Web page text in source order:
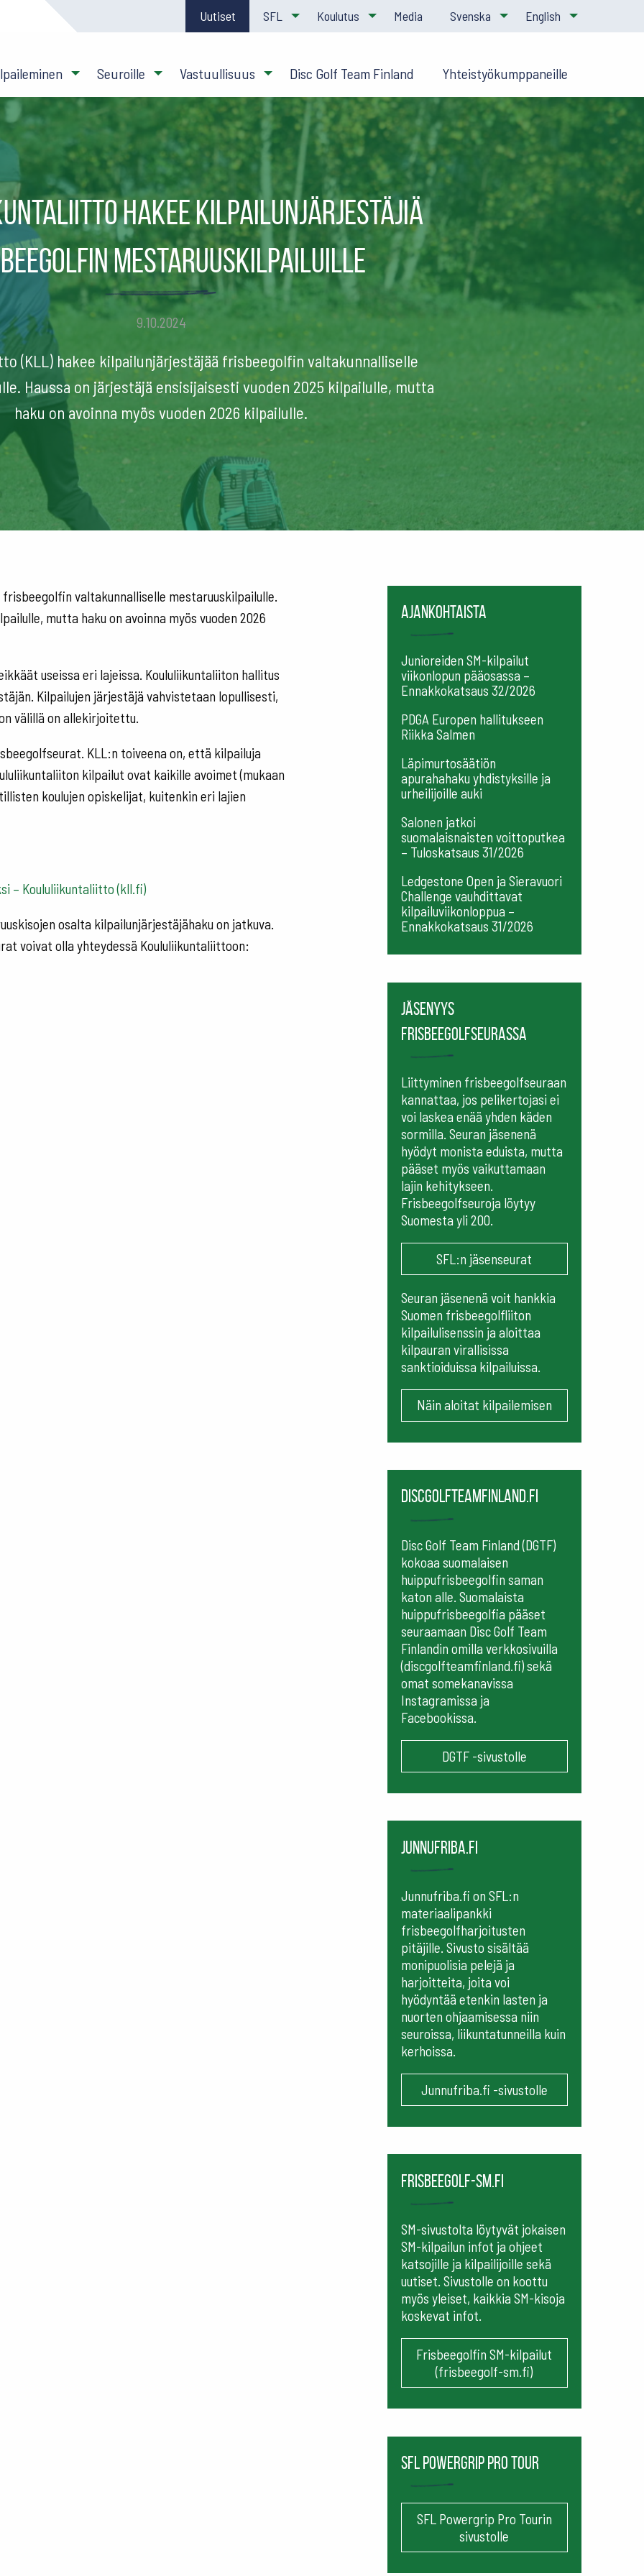
Uutiset SFL Koulutus Media Svenska English
Seuroille Vastuullisuus Disc Golf Team Finland Yhteistyökumppaneille
hakee kilpailunjärjestäjiä
mestaruuskilpailuille
9.10.2024
(KLL) hakee kilpailunjärjestäjää frisbeegolfin valtakunnalliselle
Haussa on järjestäjä ensisijaisesti vuoden 2025 kilpailulle, mutta
haku on avoinna myös vuoden 2026 kilpailulle.
valtakunnalliselle mestaruuskilpailulle.
mutta haku on avoinna myös vuoden 2026
useissa eri lajeissa. Koululiikuntaliiton hallitus
Kilpailujen järjestäjä vahvistetaan lopullisesti,
välillä on allekirjoitettu.
KLL:n toiveena on, että kilpailuja
kilpailut ovat kaikille avoimet (mukaan
koulujen opiskelijat, kuitenkin eri lajien
– Koululiikuntaliitto (kll.fi)
osalta kilpailunjärjestäjähaku on jatkuva.
voivat olla yhteydessä Koululiikuntaliittoon:
Ajankohtaista
Junioreiden SM-kilpailut
viikonlopun pääosassa –
Ennakkokatsaus 32/2026
PDGA Europen hallitukseen
Riikka Salmen
Läpimurtosäätiön
apurahahaku yhdistyksille ja
urheilijoille auki
Salonen jatkoi
suomalaisnaisten voittoputkea
– Tuloskatsaus 31/2026
Ledgestone Open ja Sieravuori
Challenge vauhdittavat
kilpailuviikonloppua –
Ennakkokatsaus 31/2026
Jäsenyys
frisbeegolfseurassa
Liittyminen frisbeegolfseuraan
kannattaa, jos pelikertojasi ei
voi laskea enää yhden käden
sormilla. Seuran jäsenenä
hyödyt monista eduista, mutta
pääset myös vaikuttamaan
lajin kehitykseen.
Frisbeegolfseuroja löytyy
Suomesta yli 200.
SFL:n jäsenseurat
Seuran jäsenenä voit hankkia
Suomen frisbeegolfliiton
kilpailulisenssin ja aloittaa
kilpauran virallisissa
sanktioiduissa kilpailuissa.
Näin aloitat kilpailemisen
Discgolfteamfinland.fi
Disc Golf Team Finland (DGTF)
kokoaa suomalaisen
huippufrisbeegolfin saman
katon alle. Suomalaista
huippufrisbeegolfia pääset
seuraamaan Disc Golf Team
Finlandin omilla verkkosivuilla
(discgolfteamfinland.fi) sekä
omat somekanavissa
Instagramissa ja
Facebookissa.
DGTF -sivustolle
Junnufriba.fi
Junnufriba.fi on SFL:n
materiaalipankki
frisbeegolfharjoitusten
pitäjille. Sivusto sisältää
monipuolisia pelejä ja
harjoitteita, joita voi
hyödyntää etenkin lasten ja
nuorten ohjaamisessa niin
seuroissa, liikuntatunneilla kuin
kerhoissa.
Junnufriba.fi -sivustolle
frisbeegolf-sm.fi
SM-sivustolta löytyvät jokaisen
SM-kilpailun infot ja ohjeet
katsojille ja kilpailijoille sekä
uutiset. Sivustolle on koottu
myös yleiset, kaikkia SM-kisoja
koskevat infot.
Frisbeegolfin SM-kilpailut
(frisbeegolf-sm.fi)
SFL Powergrip Pro Tour
SFL Powergrip Pro Tourin
sivustolle